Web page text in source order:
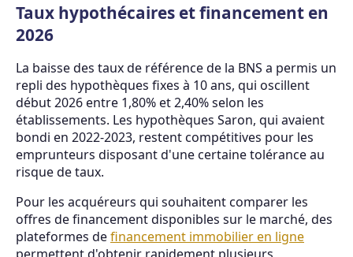
Taux hypothécaires et financement en
2026
La baisse des taux de référence de la BNS a permis un
repli des hypothèques fixes à 10 ans, qui oscillent
début 2026 entre 1,80% et 2,40% selon les
établissements. Les hypothèques Saron, qui avaient
bondi en 2022-2023, restent compétitives pour les
emprunteurs disposant d'une certaine tolérance au
risque de taux.
Pour les acquéreurs qui souhaitent comparer les
offres de financement disponibles sur le marché, des
plateformes definancement immobilier en ligne